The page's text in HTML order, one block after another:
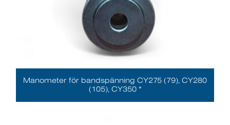
Manometer för bandspänning CY275 (79), CY280
(105), CY350 *